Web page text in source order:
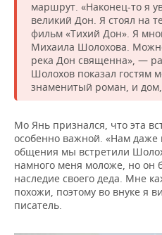
маршрут. «Наконец-то я
великий Дон. Я стоял на
фильм «Тихий Дон». Я
Михаила Шолохова.
река Дон священна», —
Шолохов показал гостям
знаменитый роман, и дом,
Мо Янь признался, что эта
особенно важной. «Нам даже
общения мы встретили
намного меня моложе, но он
наследие своего деда. Мне
похожи, поэтому во внуке я
писатель.